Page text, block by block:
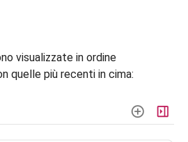
visualizzate in ordine
quelle più recenti in cima: